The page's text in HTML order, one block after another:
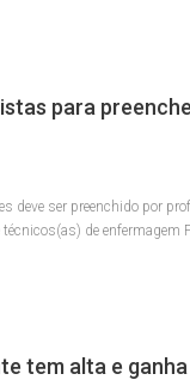
para
deve ser preenchido por
de enfermagem
tem alta e